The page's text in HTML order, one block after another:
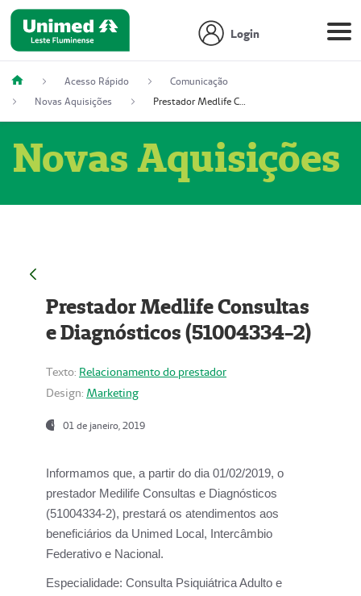
Login
Acesso Rápido
Comunicação
Novas Aquisições
Prestador Medlife Consultas e Diagnósticos (51004334-2)
Novas Aquisições
Prestador Medlife Consultas
e Diagnósticos (51004334-2)
Texto: Relacionamento do prestador
Design: Marketing
01 de janeiro, 2019
Informamos que, a partir do dia 01/02/2019, o
prestador Medilife Consultas e Diagnósticos
(51004334-2), prestará os atendimentos aos
beneficiários da Unimed Local, Intercâmbio
Federativo e Nacional.
Especialidade: Consulta Psiquiátrica Adulto e